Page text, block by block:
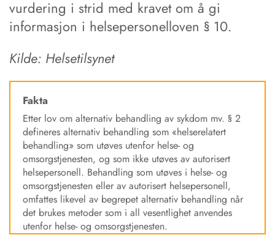
vurdering i strid med kravet om å gi
informasjon i helsepersonelloven § 10.
Kilde: Helsetilsynet
Fakta
Etter lov om alternativ behandling av sykdom mv. § 2
defineres alternativ behandling som «helserelatert
behandling» som utøves utenfor helse- og
omsorgstjenesten, og som ikke utøves av autorisert
helsepersonell. Behandling som utøves i helse- og
omsorgstjenesten eller av autorisert helsepersonell,
omfattes likevel av begrepet alternativ behandling når
det brukes metoder som i all vesentlighet anvendes
utenfor helse- og omsorgstjenesten.